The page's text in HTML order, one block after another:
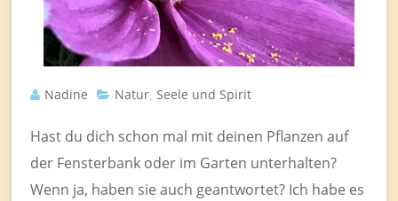
Nadine Natur Seele und Spirit
Hast du dich schon mal mit deinen Pflanzen auf
der Fensterbank oder im Garten unterhalten?
Wenn ja, haben sie auch geantwortet? Ich habe es